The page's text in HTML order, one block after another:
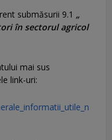
submăsurii 9.1 „
în sectorul agricol
mai sus
link-uri: